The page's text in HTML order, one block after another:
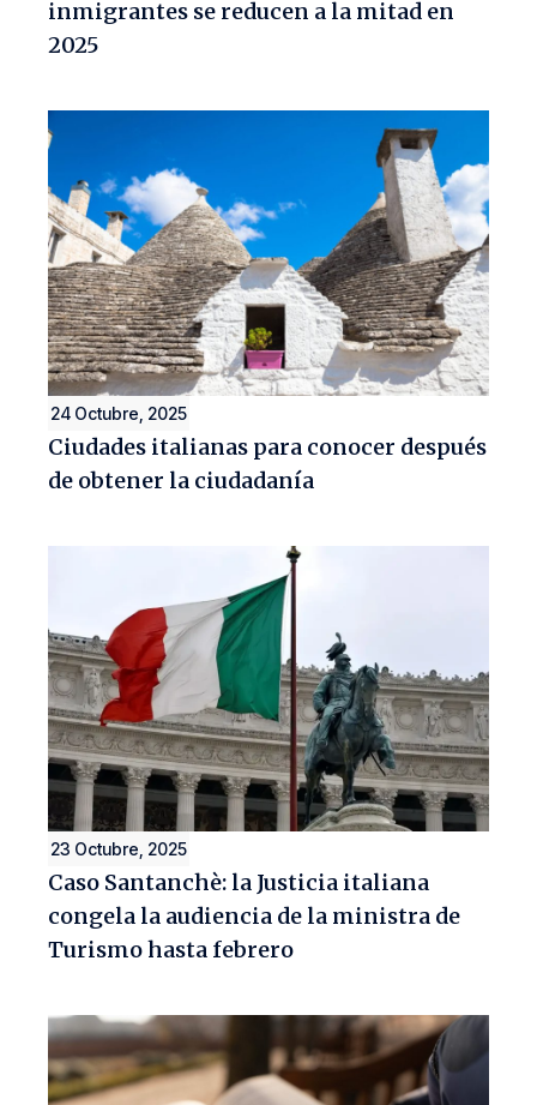
inmigrantes se reducen a la mitad en
2025
24 Octubre, 2025
Ciudades italianas para conocer después
de obtener la ciudadanía
23 Octubre, 2025
Caso Santanchè: la Justicia italiana
congela la audiencia de la ministra de
Turismo hasta febrero